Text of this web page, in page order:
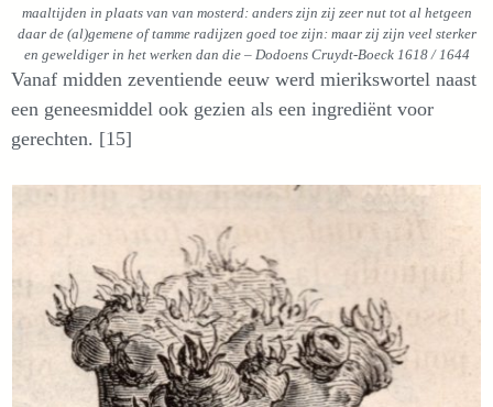
maaltijden in plaats van van mosterd: anders zijn zij zeer nut tot al hetgeen
daar de (al)gemene of tamme radijzen goed toe zijn: maar zij zijn veel sterker
en geweldiger in het werken dan die–Dodoens Cruydt-Boeck 1618 / 1644
Vanaf midden zeventiende eeuw werd mierikswortel naast
een geneesmiddel ook gezien als een ingrediënt voor
gerechten. [15]